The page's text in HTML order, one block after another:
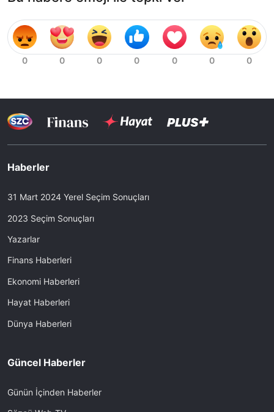
Haberler
31 Mart 2024 Yerel Seçim Sonuçları
2023 Seçim Sonuçları
Yazarlar
Finans Haberleri
Ekonomi Haberleri
Hayat Haberleri
Dünya Haberleri
Güncel Haberler
Günün İçinden Haberler